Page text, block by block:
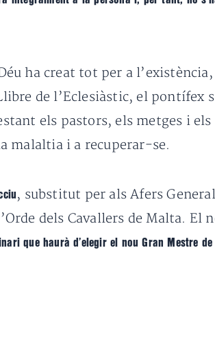
ha creat tot per a
de l’Eclesiàstic, el pontífex
els pastors, els metges i
malaltia i a recuperar-se.
, substitut per als Afers
dels Cavallers de Malta. El
que haurà d’elegir el nou Gran Mestre